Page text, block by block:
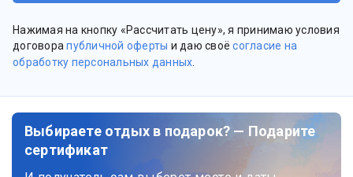
Нажимая на кнопку «Рассчитать цену», я принимаю условия
договорапубличной оферты и даю своёсогласие на
обработку персональных данных
Выбираете отдых в подарок? — Подарите
сертификат